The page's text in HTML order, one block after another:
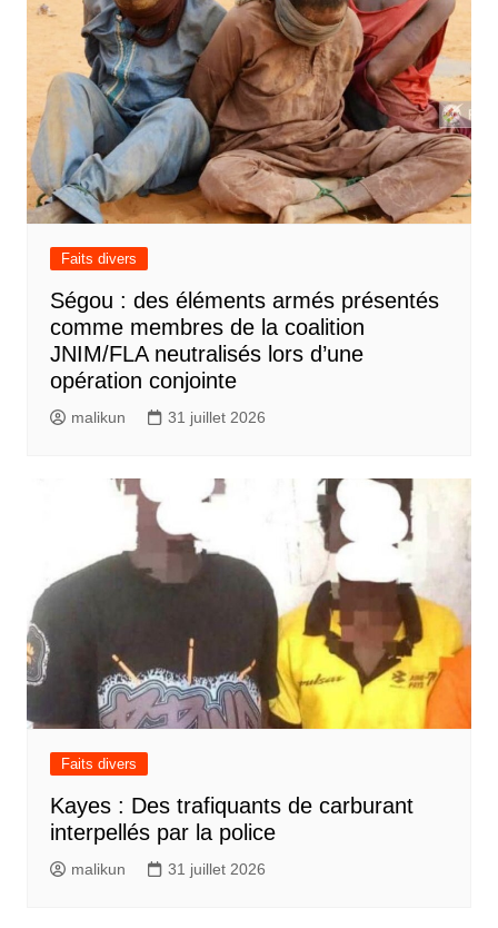
Faits divers
Ségou : des éléments armés présentés
comme membres de la coalition
JNIM/FLA neutralisés lors d’une
opération conjointe
malikun 31 juillet 2026
Faits divers
Kayes : Des trafiquants de carburant
interpellés par la police
malikun 31 juillet 2026